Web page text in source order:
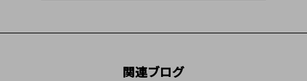
関連ブログ